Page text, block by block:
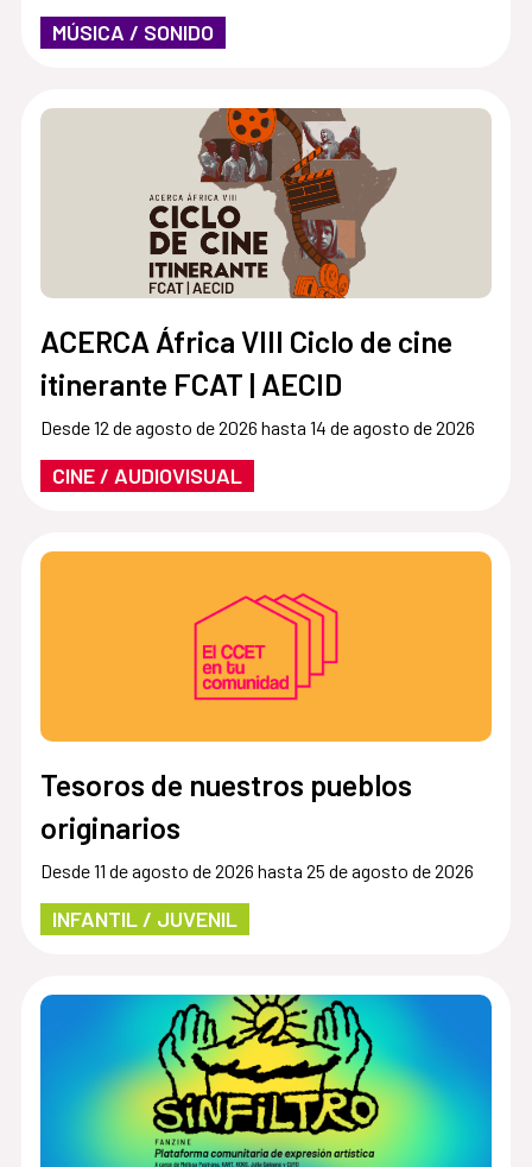
MÚSICA / SONIDO
ACERCA África VIII Ciclo de cine
itinerante FCAT | AECID
Desde 12 de agosto de 2026 hasta 14 de agosto de 2026
CINE / AUDIOVISUAL
Tesoros de nuestros pueblos
originarios
Desde 11 de agosto de 2026 hasta 25 de agosto de 2026
INFANTIL / JUVENIL